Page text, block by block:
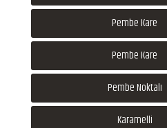
Pembe Kare
Pembe Kare
Pembe Noktalı
Karamelli